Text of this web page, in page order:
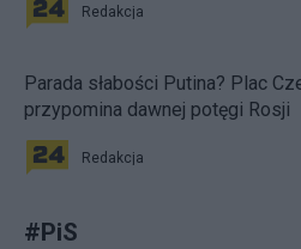
Redakcja
Parada słabości Putina? Plac
przypomina dawnej potęgi Rosji
Redakcja
#PiS